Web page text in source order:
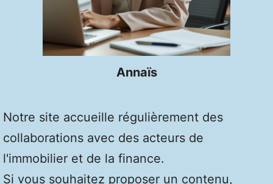
Annaïs
Notre site accueille régulièrement des
collaborations avec des acteurs de
l'immobilier et de la finance.
Si vous souhaitez proposer un contenu,